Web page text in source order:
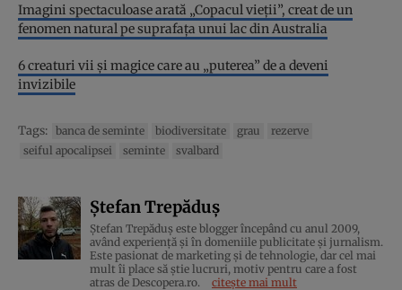
Imagini spectaculoase arată „Copacul vieții”, creat de un
fenomen natural pe suprafața unui lac din Australia
6 creaturi vii și magice care au „puterea” de a deveni
invizibile
Tags: banca de seminte biodiversitate grau
rezerve
seiful apocalipsei
seminte svalbard
Ștefan Trepăduș
Ștefan Trepăduș este blogger începând cu anul 2009,
având experiență și în domeniile publicitate și jurnalism.
Este pasionat de marketing și de tehnologie, dar cel mai
mult îi place să știe lucruri, motiv pentru care a fost
atras de Descopera.ro.
citește mai mult